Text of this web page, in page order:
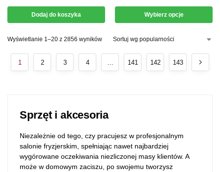
Dodaj do koszyka Wybierz opcje
Wyświetlanie 1–20 z 2856 wyników
1 2 3 4 … 141 142 143
Sprzęt i akcesoria
Niezależnie od tego, czy pracujesz w profesjonalnym
salonie fryzjerskim, spełniając nawet najbardziej
wygórowane oczekiwania niezliczonej masy klientów. A
może w domowym zaciszu, po swojemu tworzysz